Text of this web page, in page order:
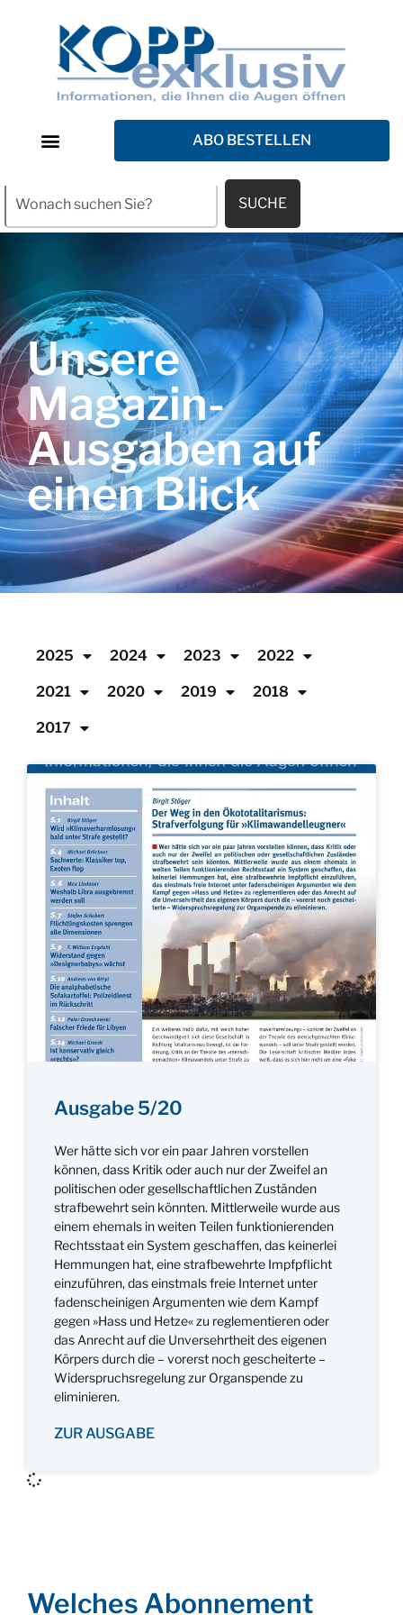
ABO BESTELLEN
SUCHE
Unsere
Magazin-
Ausgaben auf
einen Blick
2025 2024 2023 2022
2021 2020 2019 2018
2017
Ausgabe 5/20
Wer hätte sich vor ein paar Jahren vorstellen
können, dass Kritik oder auch nur der Zweifel an
politischen oder gesellschaftlichen Zuständen
strafbewehrt sein könnten. Mittlerweile wurde aus
einem ehemals in weiten Teilen funktionierenden
Rechtsstaat ein System geschaffen, das keinerlei
Hemmungen hat, eine strafbewehrte Impfpflicht
einzuführen, das einstmals freie Internet unter
fadenscheinigen Argumenten wie dem Kampf
gegen »Hass und Hetze« zu reglementieren oder
das Anrecht auf die Unversehrtheit des eigenen
Körpers durch die – vorerst noch gescheiterte –
Widerspruchsregelung zur Organspende zu
eliminieren.
ZUR AUSGABE
Welches Abonnement